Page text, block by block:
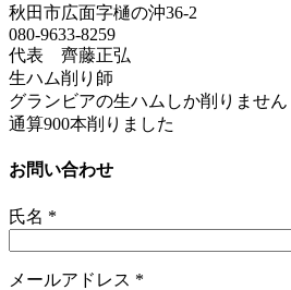
秋田市広面字樋の沖36-2
080-9633-8259
代表 齊藤正弘
生ハム削り師
グランビアの生ハムしか削りません
通算900本削りました
お問い合わせ
氏名 *
メールアドレス *